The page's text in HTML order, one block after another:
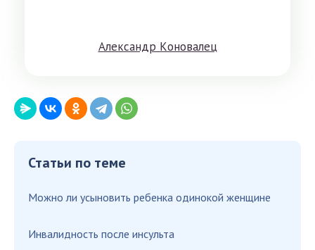
Aлeксандр Кoнoвaлeц
Статьи по теме
Можно ли усыновить ребенка одинокой женщине
Инвалидность после инсульта